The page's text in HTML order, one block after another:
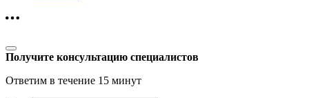
Получите консультацию специалистов
Ответим в течение 15 минут